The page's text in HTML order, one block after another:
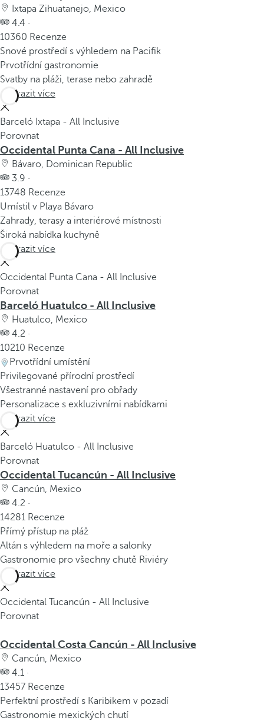
Ixtapa Zihuatanejo, Mexico
4.4 ·
10360 Recenze
Snové prostředí s výhledem na Pacifik
Prvotřídní gastronomie
Svatby na pláži, terase nebo zahradě
Zobrazit více
Barceló Ixtapa - All Inclusive
Porovnat
Occidental Punta Cana - All Inclusive
Bávaro, Dominican Republic
3.9 ·
13748 Recenze
Umístil v Playa Bávaro
Zahrady, terasy a interiérové místnosti
Široká nabídka kuchyně
Zobrazit více
Occidental Punta Cana - All Inclusive
Porovnat
Barceló Huatulco - All Inclusive
Huatulco, Mexico
4.2 ·
10210 Recenze
Prvotřídní umístění
Privilegované přírodní prostředí
Všestranné nastavení pro obřady
Personalizace s exkluzivními nabídkami
Zobrazit více
Barceló Huatulco - All Inclusive
Porovnat
Occidental Tucancún - All Inclusive
Cancún, Mexico
4.2 ·
14281 Recenze
Přímý přístup na pláž
Altán s výhledem na moře a salonky
Gastronomie pro všechny chutě Riviéry
Zobrazit více
Occidental Tucancún - All Inclusive
Porovnat
Occidental Costa Cancún - All Inclusive
Cancún, Mexico
4.1 ·
13457 Recenze
Perfektní prostředí s Karibikem v pozadí
Gastronomie mexických chutí